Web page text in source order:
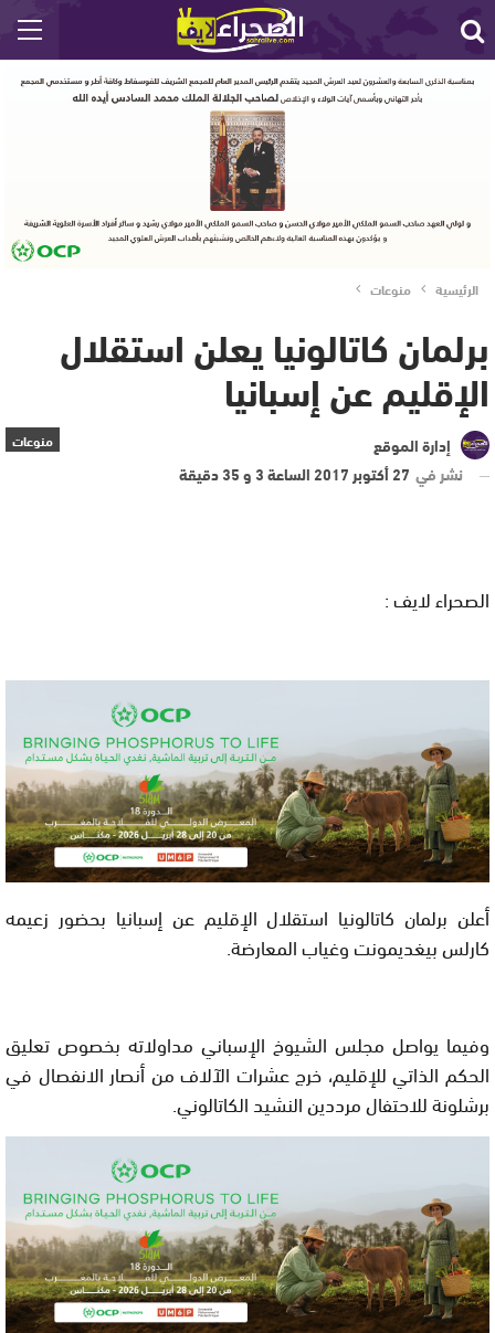
الرئيسية منوعات
برلمان كاتالونيا يعلن استقلال
الإقليم عن إسبانيا
منوعات
إدارة الموقع
نشر في 27 أكتوبر 2017 الساعة 3 و 35 دقيقة
الصحراء لايف :
أعلن برلمان كاتالونيا استقلال الإقليم عن إسبانيا بحضور زعيمه
كارلس بيغديمونت وغياب المعارضة.
وفيما يواصل مجلس الشيوخ الإسباني مداولاته بخصوص تعليق
الحكم الذاتي للإقليم، خرج عشرات الآلاف من أنصار الانفصال في
برشلونة للاحتفال مرددين النشيد الكاتالوني.